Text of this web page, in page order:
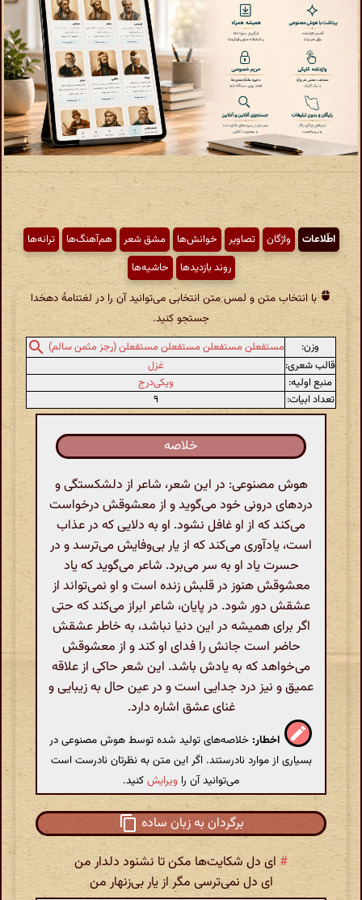
اطّلاعات واژگان تصاویر خوانش‌ها مشق شعر هم‌آهنگ‌ها
ترانه‌ها
روند بازدیدها
حاشیه‌ها
با انتخاب متن و لمس متن انتخابی می‌توانید آن را در لغتنامهٔ دهخدا
جستجو کنید.
وزن:
مستفعلن مستفعلن مستفعلن مستفعلن (رجز مثمن سالم)
قالب شعری:
غزل
منبع اولیه:
ویکی‌درج
تعداد ابیات:
۹
خلاصه
هوش مصنوعی: در این شعر، شاعر از دلشکستگی و
دردهای درونی خود می‌گوید و از معشوقش درخواست
می‌کند که از او غافل نشود. او به دلایی که در عذاب
است، یادآوری می‌کند که از یار بی‌وفایش می‌ترسد و در
حسرت یاد او به سر می‌برد. شاعر می‌گوید که یاد
معشوقش هنوز در قلبش زنده است و او نمی‌تواند از
عشقش دور شود. در پایان، شاعر ابراز می‌کند که حتی
اگر برای همیشه در این دنیا نباشد، به خاطر عشقش
حاضر است جانش را فدای او کند و از معشوقش
می‌خواهد که به یادش باشد. این شعر حاکی از علاقه
عمیق و نیز درد جدایی است و در عین حال به زیبایی و
غنای عشق اشاره دارد.
اخطار: خلاصه‌های تولید شده توسط هوش مصنوعی در
بسیاری از موارد نادرستند. اگر این متن به نظرتان نادرست است
می‌توانید آن را ویرایشکنید.
برگردان به زبان ساده
# ای دل شکایت‌ها مکن تا نشنود دلدار من
ای دل نمی‌ترسی مگر از یار بی‌زنهار من